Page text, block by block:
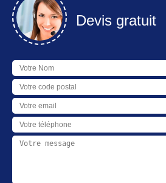
Devis gratuit